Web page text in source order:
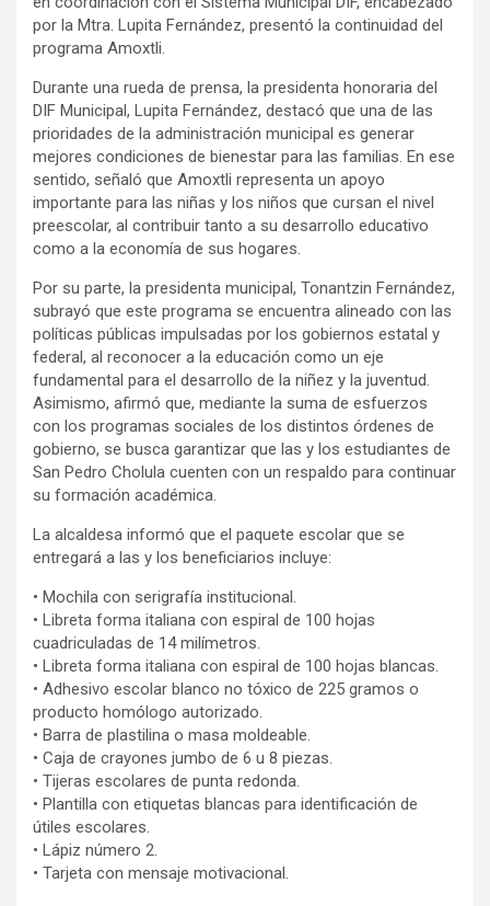
por la Mtra. Lupita Fernández, presentó la continuidad del
programa Amoxtli.
Durante una rueda de prensa, la presidenta honoraria del
DIF Municipal, Lupita Fernández, destacó que una de las
prioridades de la administración municipal es generar
mejores condiciones de bienestar para las familias. En ese
sentido, señaló que Amoxtli representa un apoyo
importante para las niñas y los niños que cursan el nivel
preescolar, al contribuir tanto a su desarrollo educativo
como a la economía de sus hogares.
Por su parte, la presidenta municipal, Tonantzin Fernández,
subrayó que este programa se encuentra alineado con las
políticas públicas impulsadas por los gobiernos estatal y
federal, al reconocer a la educación como un eje
fundamental para el desarrollo de la niñez y la juventud.
Asimismo, afirmó que, mediante la suma de esfuerzos
con los programas sociales de los distintos órdenes de
gobierno, se busca garantizar que las y los estudiantes de
San Pedro Cholula cuenten con un respaldo para continuar
su formación académica.
La alcaldesa informó que el paquete escolar que se
entregará a las y los beneficiarios incluye:
• Mochila con serigrafía institucional.
• Libreta forma italiana con espiral de 100 hojas
cuadriculadas de 14 milímetros.
• Libreta forma italiana con espiral de 100 hojas blancas.
• Adhesivo escolar blanco no tóxico de 225 gramos o
producto homólogo autorizado.
• Barra de plastilina o masa moldeable.
• Caja de crayones jumbo de 6 u 8 piezas.
• Tijeras escolares de punta redonda.
• Plantilla con etiquetas blancas para identificación de
útiles escolares.
• Lápiz número 2.
• Tarjeta con mensaje motivacional.